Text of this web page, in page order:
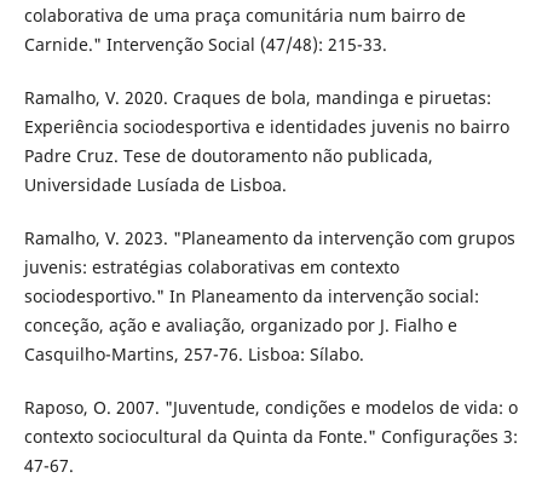
colaborativa de uma praça comunitária num bairro de
Carnide." Intervenção Social (47/48): 215-33.
Ramalho, V. 2020. Craques de bola, mandinga e piruetas:
Experiência sociodesportiva e identidades juvenis no bairro
Padre Cruz. Tese de doutoramento não publicada,
Universidade Lusíada de Lisboa.
Ramalho, V. 2023. "Planeamento da intervenção com grupos
juvenis: estratégias colaborativas em contexto
sociodesportivo." In Planeamento da intervenção social:
conceção, ação e avaliação, organizado por J. Fialho e
Casquilho-Martins, 257-76. Lisboa: Sílabo.
Raposo, O. 2007. "Juventude, condições e modelos de vida: o
contexto sociocultural da Quinta da Fonte." Configurações 3:
47-67.